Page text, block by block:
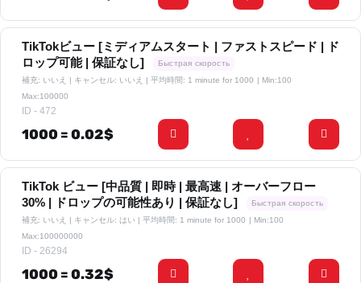
TikTokビュー [ミディアムスタート | ファストスピード | ド
ロップ可能 | 保証なし]
Быстрая скорость
補充: いいえ | キャンセル: いいえ | 平均時間: 1 minute for 1000 | Min:100
Max:100000
ID - 472
1000 = 0.02$
TikTok ビュー [中品質 | 即時 | 最高速 | オーバーフロー
30% | ドロップの可能性あり | 保証なし]
Быстрая скорость
補充: いいえ | キャンセル: はい | 平均時間: 1 minute for 1000 | Min:100
Max:100000000
ID - 26294
1000 = 0.32$